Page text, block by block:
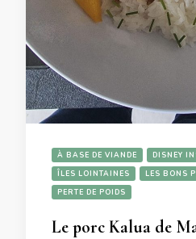
À BASE DE VIANDE
DISNEY
ÎLES LOINTAINES
LES BONS
PERTE DE POIDS
Le porc Kalua de